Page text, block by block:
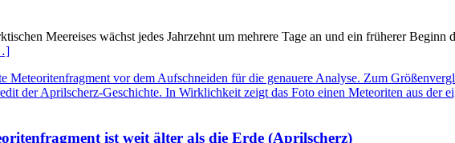
Meereises wächst jedes Jahrzehnt um mehrere Tage an und ein früherer
ist weit älter als die Erde (Aprilscherz)